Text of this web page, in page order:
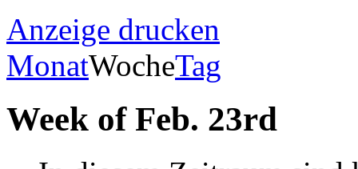
Anzeige drucken
MonatWocheTag
Week of Feb. 23rd